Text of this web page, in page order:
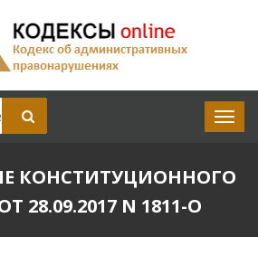
КОНСТИТУЦИОННОГО
28.09.2017 N 1811-О